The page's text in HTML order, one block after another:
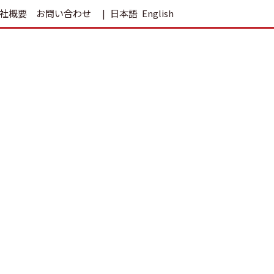
概要 お問い合わせ 日本語 English